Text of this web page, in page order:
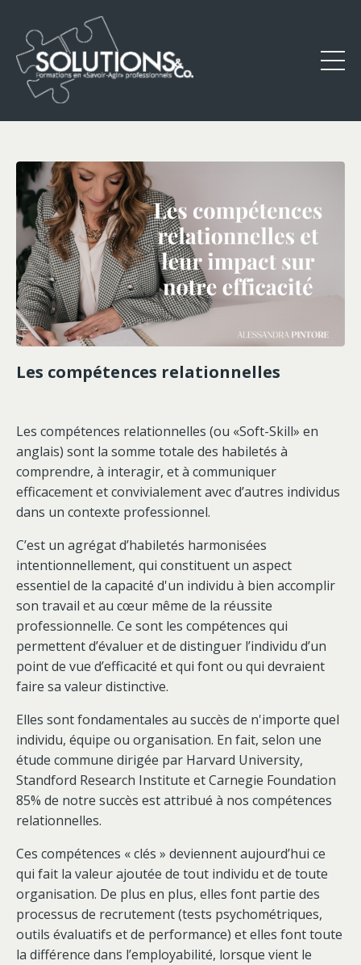
Les compétences relationnelles
Les compétences relationnelles (ou «Soft-Skill» en
anglais) sont la somme totale des habiletés à
comprendre, à interagir, et à communiquer
efficacement et convivialement avec d’autres individus
dans un contexte professionnel.
C’est un agrégat d’habiletés harmonisées
intentionnellement, qui constituent un aspect
essentiel de la capacité d'un individu à bien accomplir
son travail et au cœur même de la réussite
professionnelle. Ce sont les compétences qui
permettent d’évaluer et de distinguer l’individu d’un
point de vue d’efficacité et qui font ou qui devraient
faire sa valeur distinctive.
Elles sont fondamentales au succès de n'importe quel
individu, équipe ou organisation. En fait, selon une
étude commune dirigée par Harvard University,
Standford Research Institute et Carnegie Foundation
85% de notre succès est attribué à nos compétences
relationnelles.
Ces compétences « clés » deviennent aujourd’hui ce
qui fait la valeur ajoutée de tout individu et de toute
organisation. De plus en plus, elles font partie des
processus de recrutement (tests psychométriques,
outils évaluatifs et de performance) et elles font toute
la différence dans l’employabilité, lorsque vient le